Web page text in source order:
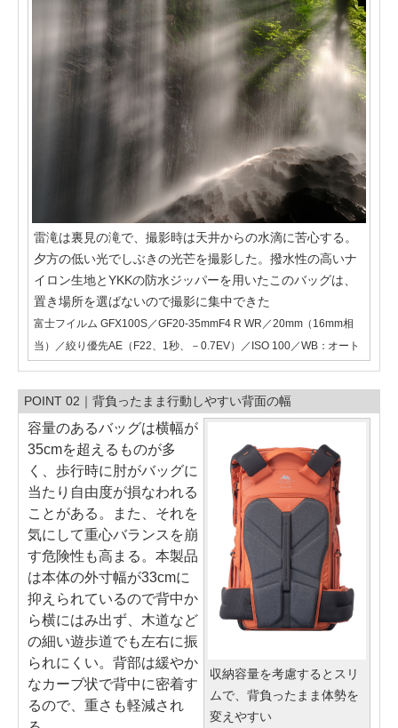
雷滝は裏見の滝で、撮影時は天井からの水滴に苦心する。
夕方の低い光でしぶきの光芒を撮影した。撥水性の高いナ
イロン生地とYKKの防水ジッパーを用いたこのバッグは、
置き場所を選ばないので撮影に集中できた
富士フイルム GFX100S／GF20-35mmF4 R WR／20mm（16mm相
当）／絞り優先AE（F22、1秒、－0.7EV）／ISO 100／WB：オート
POINT 02｜背負ったまま行動しやすい背面の幅
収納容量を考慮するとスリ
ムで、背負ったまま体勢を
変えやすい
容量のあるバッグは横幅が
35cmを超えるものが多
く、歩行時に肘がバッグに
当たり自由度が損なわれる
ことがある。また、それを
気にして重心バランスを崩
す危険性も高まる。本製品
は本体の外寸幅が33cmに
抑えられているので背中か
ら横にはみ出ず、木道など
の細い遊歩道でも左右に振
られにくい。背部は緩やか
なカーブ状で背中に密着す
るので、重さも軽減され